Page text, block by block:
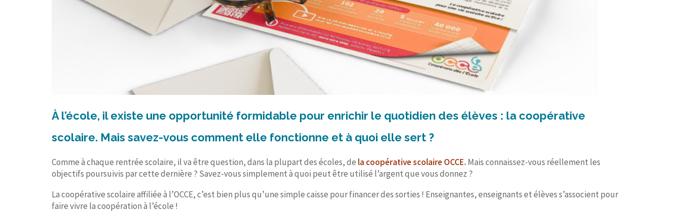
À l’école, il existe une opportunité formidable pour enrichir le quotidien des élèves : la coopérative
scolaire. Mais savez-vous comment elle fonctionne et à quoi elle sert ?
Comme à chaque rentrée scolaire, il va être question, dans la plupart des écoles, de la coopérative scolaire OCCE. Mais connaissez-vous réellement les
objectifs poursuivis par cette dernière ? Savez-vous simplement à quoi peut être utilisé l’argent que vous donnez ?
La coopérative scolaire affiliée à l’OCCE, c’est bien plus qu’une simple caisse pour financer des sorties ! Enseignantes, enseignants et élèves s’associent pour
faire vivre la coopération à l’école !